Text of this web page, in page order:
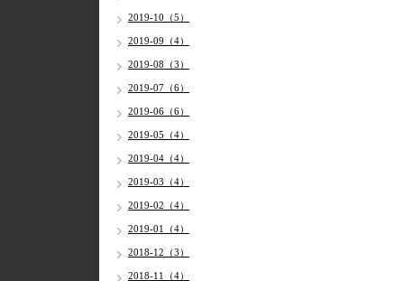
2019-10（5）
2019-09（4）
2019-08（3）
2019-07（6）
2019-06（6）
2019-05（4）
2019-04（4）
2019-03（4）
2019-02（4）
2019-01（4）
2018-12（3）
2018-11（4）